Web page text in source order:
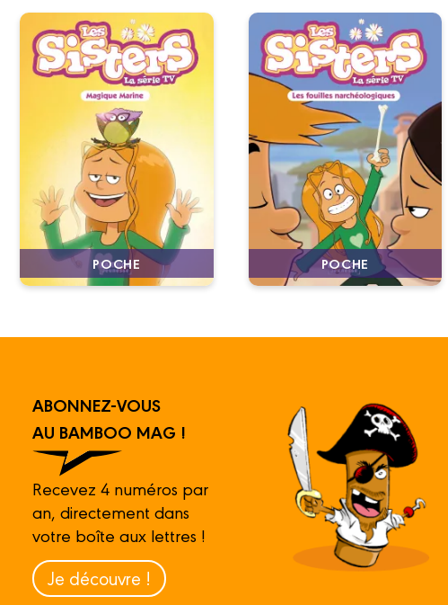
POCHE POCHE
ABONNEZ-VOUS
AU BAMBOO MAG !
Recevez 4 numéros par
an, directement dans
votre boîte aux lettres !
Je découvre !